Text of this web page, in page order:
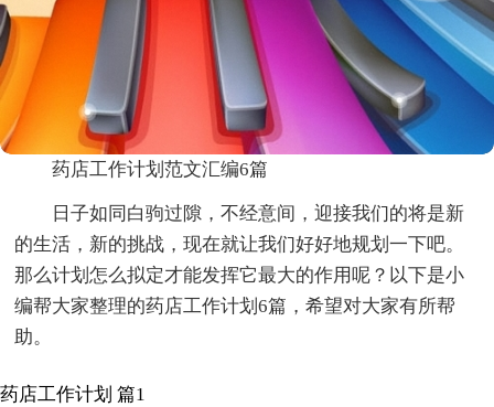
药店工作计划范文汇编6篇
日子如同白驹过隙，不经意间，迎接我们的将是新
的生活，新的挑战，现在就让我们好好地规划一下吧。
那么计划怎么拟定才能发挥它最大的作用呢？以下是小
编帮大家整理的药店工作计划6篇，希望对大家有所帮
助。
药店工作计划 篇1